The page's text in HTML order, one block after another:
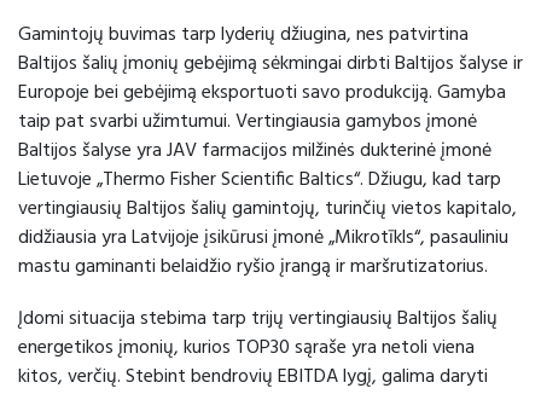
Gamintojų buvimas tarp lyderių džiugina, nes patvirtina
Baltijos šalių įmonių gebėjimą sėkmingai dirbti Baltijos šalyse ir
Europoje bei gebėjimą eksportuoti savo produkciją. Gamyba
taip pat svarbi užimtumui. Vertingiausia gamybos įmonė
Baltijos šalyse yra JAV farmacijos milžinės dukterinė įmonė
Lietuvoje „Thermo Fisher Scientific Baltics“. Džiugu, kad tarp
vertingiausių Baltijos šalių gamintojų, turinčių vietos kapitalo,
didžiausia yra Latvijoje įsikūrusi įmonė „Mikrotīkls“, pasauliniu
mastu gaminanti belaidžio ryšio įrangą ir maršrutizatorius.
Įdomi situacija stebima tarp trijų vertingiausių Baltijos šalių
energetikos įmonių, kurios TOP30 sąraše yra netoli viena
kitos, verčių. Stebint bendrovių EBITDA lygį, galima daryti